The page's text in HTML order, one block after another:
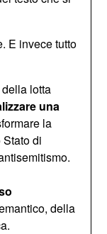
E invece tutto
lotta
una
la
di
della